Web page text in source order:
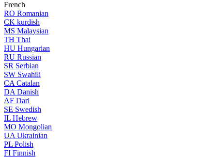
French
RO Romanian
CK kurdish
MS Malaysian
TH Thai
HU Hungarian
RU Russian
SR Serbian
SW Swahili
CA Catalan
DA Danish
AF Dari
SE Swedish
IL Hebrew
MO Mongolian
UA Ukrainian
PL Polish
FI Finnish